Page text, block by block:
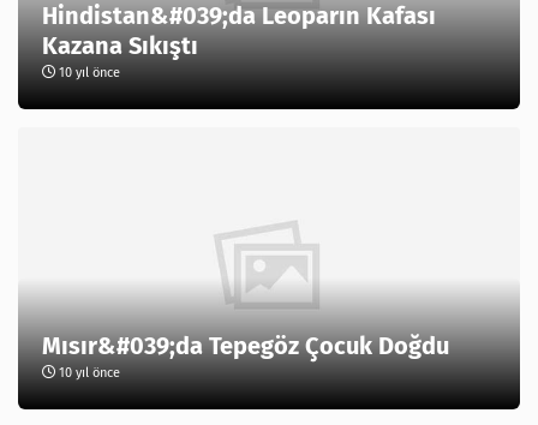
Hindistan&#039;da Leoparın Kafası
Kazana Sıkıştı
10 yıl önce
Mısır&#039;da Tepegöz Çocuk Doğdu
10 yıl önce